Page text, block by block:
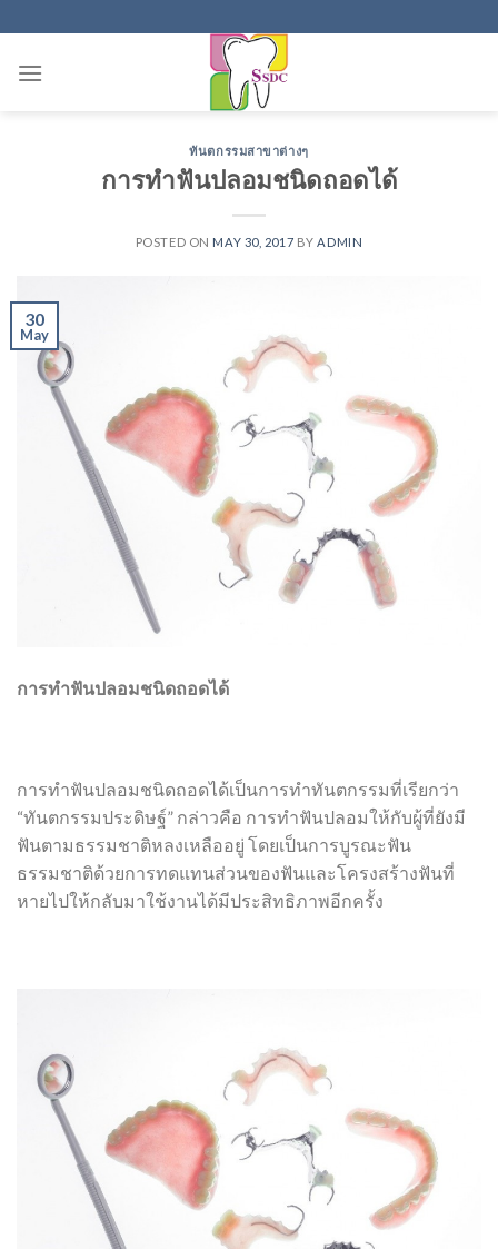
to
content
ทันตกรรมสาขาต่างๆ
การทำฟันปลอมชนิดถอดได้
POSTED ON MAY 30, 2017 BY ADMIN
30
May
การทำฟันปลอมชนิดถอดได้
การทำฟันปลอมชนิดถอดได้เป็นการทำทันตกรรมที่เรียกว่า
“ทันตกรรมประดิษฐ์” กล่าวคือ การทำฟันปลอมให้กับผู้ที่ยังมี
ฟันตามธรรมชาติหลงเหลืออยู่ โดยเป็นการบูรณะฟัน
ธรรมชาติด้วยการทดแทนส่วนของฟันและโครงสร้างฟันที่
หายไปให้กลับมาใช้งานได้มีประสิทธิภาพอีกครั้ง